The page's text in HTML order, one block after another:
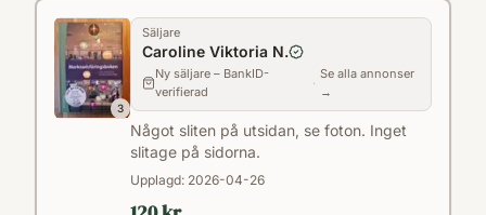
3
Säljare
Caroline Viktoria N.
Ny säljare – BankID-
verifierad
·
Se alla annonser
→
Något sliten på utsidan, se foton. Inget
slitage på sidorna.
Upplagd: 2026-04-26